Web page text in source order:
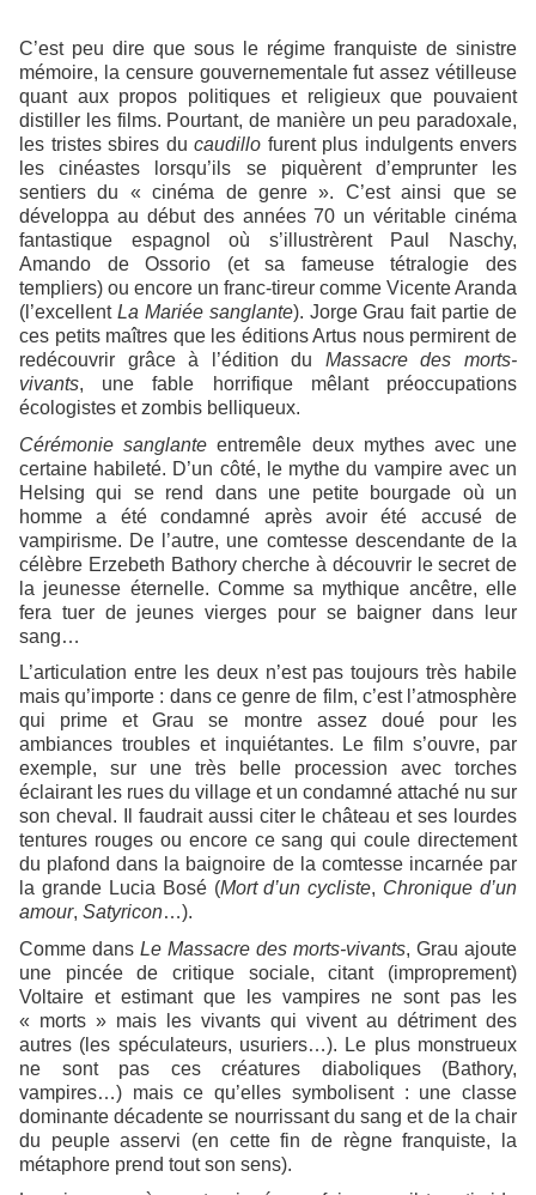
C’est peu dire que sous le régime franquiste de sinistre
mémoire, la censure gouvernementale fut assez vétilleuse
quant aux propos politiques et religieux que pouvaient
distiller les films. Pourtant, de manière un peu paradoxale,
les tristes sbires du caudillo furent plus indulgents envers
les cinéastes lorsqu’ils se piquèrent d’emprunter les
sentiers du « cinéma de genre ». C’est ainsi que se
développa au début des années 70 un véritable cinéma
fantastique espagnol où s’illustrèrent Paul Naschy,
Amando de Ossorio (et sa fameuse tétralogie des
templiers) ou encore un franc-tireur comme Vicente Aranda
(l’excellent La Mariée sanglante). Jorge Grau fait partie de
ces petits maîtres que les éditions Artus nous permirent de
redécouvrir grâce à l’édition du Massacre des morts-
vivants, une fable horrifique mêlant préoccupations
écologistes et zombis belliqueux.
Cérémonie sanglante entremêle deux mythes avec une
certaine habileté. D’un côté, le mythe du vampire avec un
Helsing qui se rend dans une petite bourgade où un
homme a été condamné après avoir été accusé de
vampirisme. De l’autre, une comtesse descendante de la
célèbre Erzebeth Bathory cherche à découvrir le secret de
la jeunesse éternelle. Comme sa mythique ancêtre, elle
fera tuer de jeunes vierges pour se baigner dans leur
sang…
L’articulation entre les deux n’est pas toujours très habile
mais qu’importe : dans ce genre de film, c’est l’atmosphère
qui prime et Grau se montre assez doué pour les
ambiances troubles et inquiétantes. Le film s’ouvre, par
exemple, sur une très belle procession avec torches
éclairant les rues du village et un condamné attaché nu sur
son cheval. Il faudrait aussi citer le château et ses lourdes
tentures rouges ou encore ce sang qui coule directement
du plafond dans la baignoire de la comtesse incarnée par
la grande Lucia Bosé (Mort d’un cycliste, Chronique d’un
amour, Satyricon…).
Comme dans Le Massacre des morts-vivants, Grau ajoute
une pincée de critique sociale, citant (improprement)
Voltaire et estimant que les vampires ne sont pas les
« morts » mais les vivants qui vivent au détriment des
autres (les spéculateurs, usuriers…). Le plus monstrueux
ne sont pas ces créatures diaboliques (Bathory,
vampires…) mais ce qu’elles symbolisent : une classe
dominante décadente se nourrissant du sang et de la chair
du peuple asservi (en cette fin de règne franquiste, la
métaphore prend tout son sens).